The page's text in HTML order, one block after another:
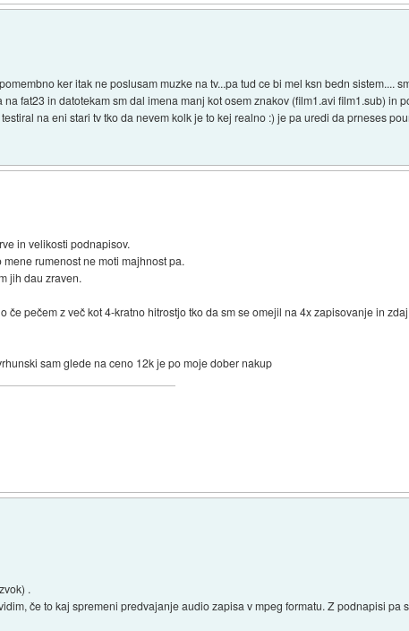
ker itak ne poslusam muzke na tv...pa tud ce bi mel ksn bedn sistem....
fat23 in datotekam sm dal imena manj kot osem znakov (film1.avi film1.sub) in
na eni stari tv tko da nevem kolk je to kej realno :) je pa uredi da prneses
in velikosti podnapisov.
rumenost ne moti majhnost pa.
jih dau zraven.
če pečem z več kot 4-kratno hitrostjo tko da sm se omejil na 4x zapisovanje in
sam glede na ceno 12k je po moje dober nakup
.
če to kaj spremeni predvajanje audio zapisa v mpeg formatu. Z podnapisi pa